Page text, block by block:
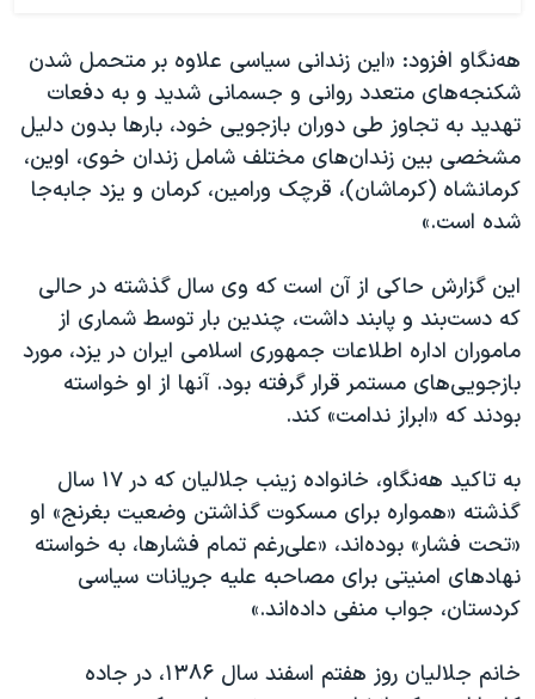
هه‌نگاو افزود: «این زندانی سیاسی علاوه بر متحمل شدن
شکنجه‌های متعدد روانی و جسمانی شدید و به دفعات
تهدید به تجاوز طی دوران بازجویی خود، بارها بدون دلیل
مشخصی بین زندان‌های مختلف شامل زندان خوی، اوین،
کرمانشاه (کرماشان)، قرچک ورامین، کرمان و یزد جابه‌جا
شده است.»
این گزارش حاکی از آن است که وی سال گذشته در حالی
که دست‌بند و پابند داشت، چندین بار توسط شماری از
ماموران اداره اطلاعات جمهوری اسلامی ایران در یزد، مورد
بازجویی‌های مستمر قرار گرفته بود. آنها از او خواسته
بودند که «ابراز ندامت» کند.
به تاکید هه‌نگاو، خانواده زینب جلالیان که در ۱۷ سال
گذشته «همواره برای مسکوت گذاشتن وضعیت بغرنج» او
«تحت فشار» بوده‌اند، «علی‌رغم تمام فشارها، به خواسته
نهادهای امنیتی برای مصاحبه علیه جریانات سیاسی
کردستان، جواب منفی داده‌اند.»
خانم جلالیان روز هفتم اسفند سال ۱۳۸۶، در جاده